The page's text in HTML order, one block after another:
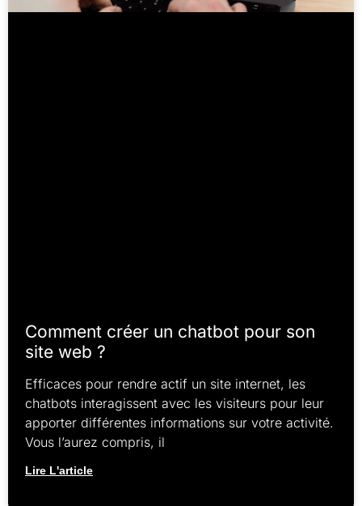
Comment créer un chatbot pour son
site web ?
Efficaces pour rendre actif un site internet, les
chatbots interagissent avec les visiteurs pour leur
apporter différentes informations sur votre activité.
Vous l’aurez compris, il
Lire L'article